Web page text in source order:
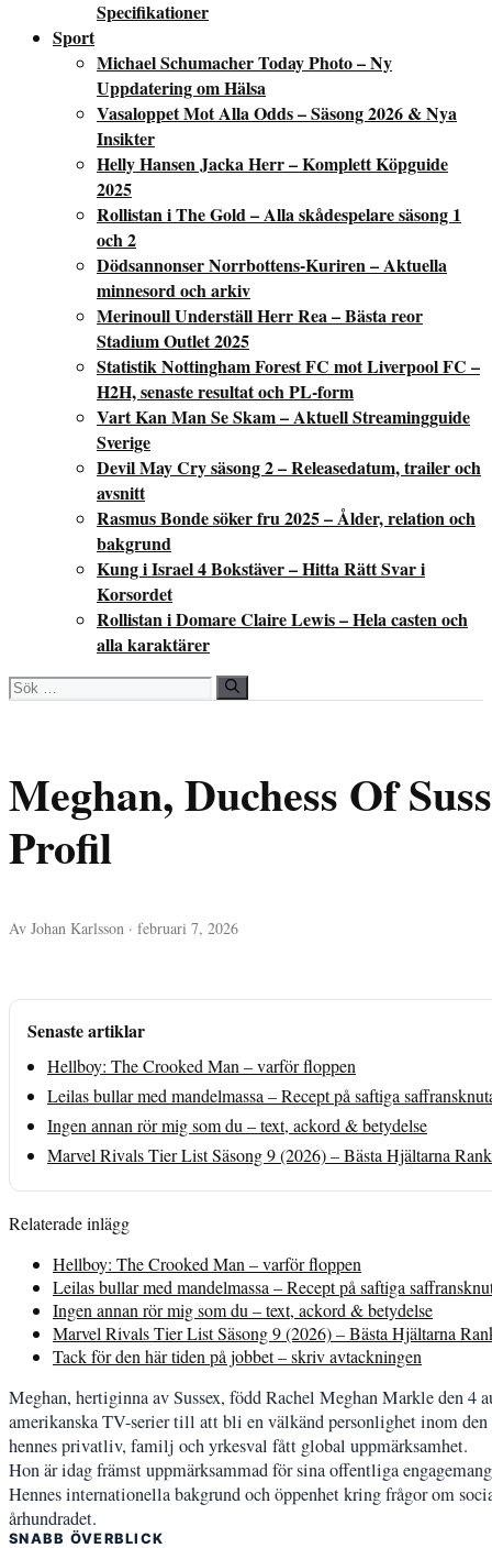
Specifikationer
Sport
Michael Schumacher Today Photo – Ny
Uppdatering om Hälsa
Vasaloppet Mot Alla Odds – Säsong 2026 & Nya
Insikter
Helly Hansen Jacka Herr – Komplett Köpguide
2025
Rollistan i The Gold – Alla skådespelare säsong 1
och 2
Dödsannonser Norrbottens-Kuriren – Aktuella
minnesord och arkiv
Merinoull Underställ Herr Rea – Bästa reor
Stadium Outlet 2025
Statistik Nottingham Forest FC mot Liverpool FC –
H2H, senaste resultat och PL-form
Vart Kan Man Se Skam – Aktuell Streamingguide
Sverige
Devil May Cry säsong 2 – Releasedatum, trailer och
avsnitt
Rasmus Bonde söker fru 2025 – Ålder, relation och
bakgrund
Kung i Israel 4 Bokstäver – Hitta Rätt Svar i
Korsordet
Rollistan i Domare Claire Lewis – Hela casten och
alla karaktärer
Sök
efter:
Meghan, Duchess Of
Profil
Av Johan Karlsson · februari 7, 2026
Senaste artiklar
Hellboy: The Crooked Man – varför floppen
Leilas bullar med mandelmassa – Recept på saftiga
Ingen annan rör mig som du – text, ackord & betydelse
Marvel Rivals Tier List Säsong 9 (2026) – Bästa Hjältarna
Relaterade inlägg
Hellboy: The Crooked Man – varför floppen
Leilas bullar med mandelmassa – Recept på saftiga
Ingen annan rör mig som du – text, ackord & betydelse
Marvel Rivals Tier List Säsong 9 (2026) – Bästa Hjältarna
Tack för den här tiden på jobbet – skriv avtackningen
Meghan, hertiginna av Sussex, född Rachel Meghan Markle den 4
amerikanska TV-serier till att bli en välkänd personlighet inom
hennes privatliv, familj och yrkesval fått global uppmärksamhet.
Hon är idag främst uppmärksammad för sina offentliga
Hennes internationella bakgrund och öppenhet kring frågor om
århundradet.
SNABB ÖVERBLICK